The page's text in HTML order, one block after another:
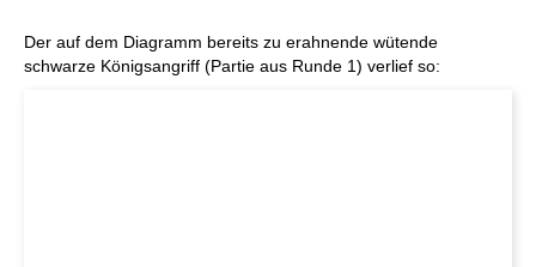
Der auf dem Diagramm bereits zu erahnende wütende
schwarze Königsangriff (Partie aus Runde 1) verlief so: